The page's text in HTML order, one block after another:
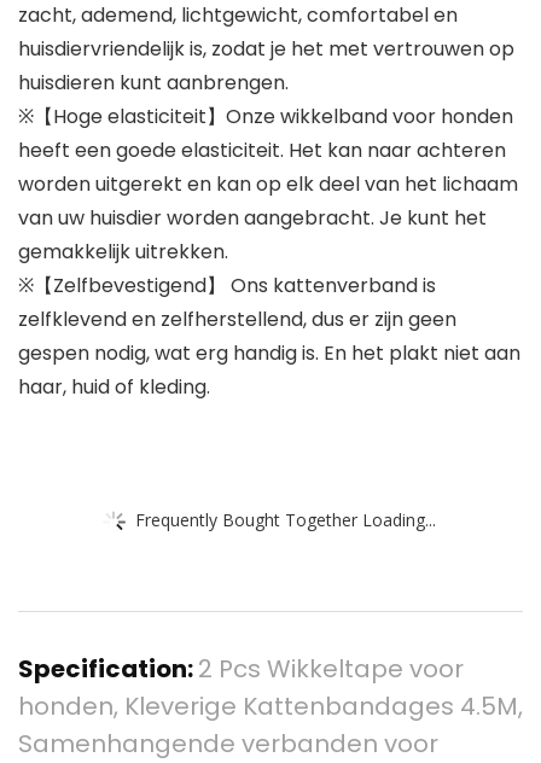
zacht, ademend, lichtgewicht, comfortabel en
huisdiervriendelijk is, zodat je het met vertrouwen op
huisdieren kunt aanbrengen.
※【Hoge elasticiteit】Onze wikkelband voor honden
heeft een goede elasticiteit. Het kan naar achteren
worden uitgerekt en kan op elk deel van het lichaam
van uw huisdier worden aangebracht. Je kunt het
gemakkelijk uitrekken.
※【Zelfbevestigend】 Ons kattenverband is
zelfklevend en zelfherstellend, dus er zijn geen
gespen nodig, wat erg handig is. En het plakt niet aan
haar, huid of kleding.
Frequently Bought Together Loading...
Specification:2 Pcs Wikkeltape voor
honden, Kleverige Kattenbandages 4.5M,
Samenhangende verbanden voor